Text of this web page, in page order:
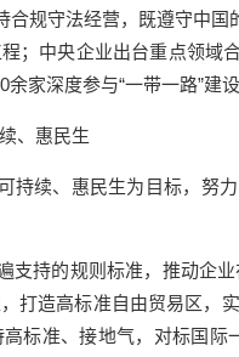
合规守法经营，既遵守中
；中央企业出台重点领域
家深度参与“一带一路”
、惠民生
持续、惠民生为目标，努
支持的规则标准，推动企
打造高标准自由贸易区，
标准、接地气，对标国